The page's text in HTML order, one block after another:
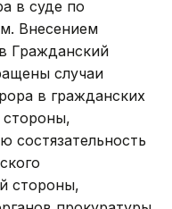
в суде по
Внесением
Гражданский
случаи
в гражданских
состязательность
стороны,